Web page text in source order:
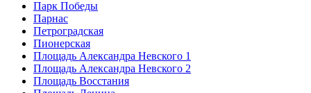
Парк Победы
Парнас
Петроградская
Пионерская
Площадь Александра Невского 1
Площадь Александра Невского 2
Площадь Восстания